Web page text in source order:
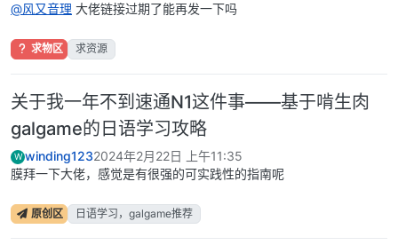
@风又音理 大佬链接过期了能再发一下吗
求物区 求资源
关于我一年不到速通N1这件事——基于啃生肉
galgame的日语学习攻略
W winding1232024年2月22日 上午11:35
膜拜一下大佬，感觉是有很强的可实践性的指南呢
原创区 日语学习，galgame推荐